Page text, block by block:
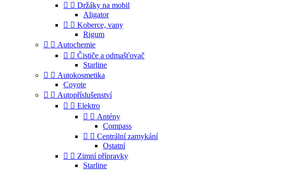
  Držáky na mobil
Aligator
  Koberce, vany
Rigum
  Autochemie
  Čističe a odmašťovač
Starline
  Autokosmetika
Coyote
  Autopříslušenství
  Elektro
  Antény
Compass
  Centrální zamykání
Ostatní
  Zimní přípravky
Starline